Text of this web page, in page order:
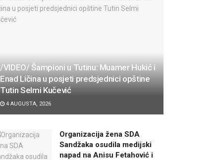
/VIDEO/ Šampioni u Tutinu: Muamer Hukić i
Enad Ličina u posjeti predsjednici opštine
Tutin Selmi Kučević
4 AUGUSTA, 2026
Organizacija žena SDA
Sandžaka osudila medijski
napad na Anisu Fetahović i